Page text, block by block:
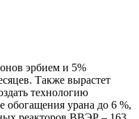
эрбием и 5%
Также вырастет
технологию
обогащения урана до 6 %,